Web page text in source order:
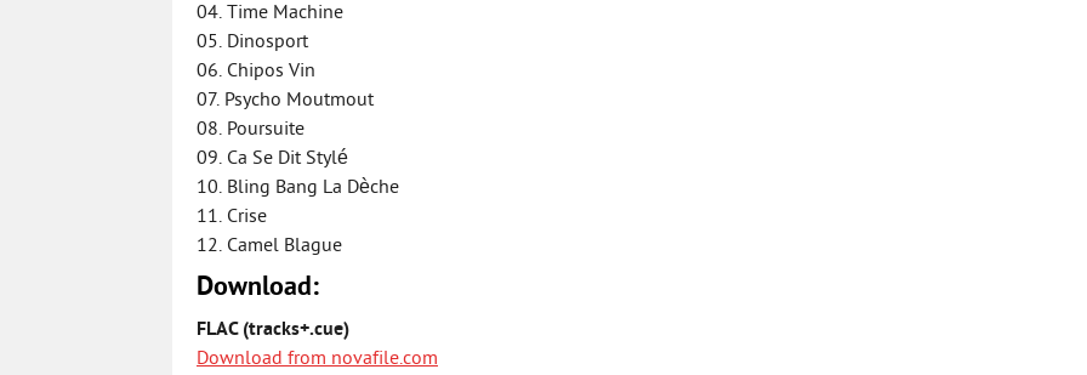
04. Time Machine
05. Dinosport
06. Chipos Vin
07. Psycho Moutmout
08. Poursuite
09. Ca Se Dit Stylé
10. Bling Bang La Dèche
11. Crise
12. Camel Blague
Download:
FLAC (tracks+.cue)
Download from novafile.com